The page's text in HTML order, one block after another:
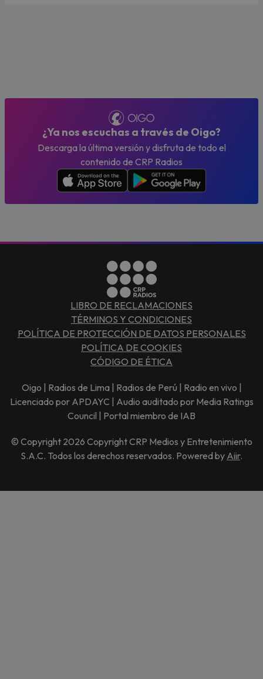
¿Ya nos escuchas a través de Oigo?
Descarga la última versión y disfruta de todo el
contenido de CRP Radios
LIBRO DE RECLAMACIONES
TÉRMINOS Y CONDICIONES
POLÍTICA DE PROTECCIÓN DE DATOS PERSONALES
POLÍTICA DE COOKIES
CÓDIGO DE ÉTICA
Oigo | Radios de Lima | Radios de Perú | Radio en vivo |
Licenciado por APDAYC | Audio auditado por Media Ratings
Council | Portal miembro de IAB
© Copyright 2026 Copyright CRP Medios y Entretenimiento
S.A.C. Todos los derechos reservados. Powered by Aiir.